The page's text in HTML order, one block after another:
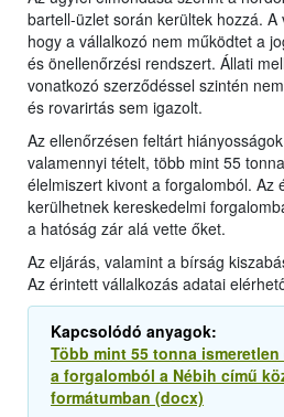
bartell-üzlet során kerültek hozzá.
hogy a vállalkozó nem működtet a
és önellenőrzési rendszert. Állati
vonatkozó szerződéssel szintén
és rovarirtás sem igazolt.
Az ellenőrzésen feltárt
valamennyi tételt, több mint 55
élelmiszert kivont a forgalomból. Az
kerülhetnek kereskedelmi
a hatóság zár alá vette őket.
Az eljárás, valamint a bírság
Az érintett vállalkozás adatai
Kapcsolódó anyagok:
Több mint 55 tonna
a forgalomból a Nébih című
formátumban (docx)